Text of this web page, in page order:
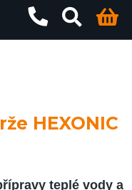
HEXONIC
teplé vody a